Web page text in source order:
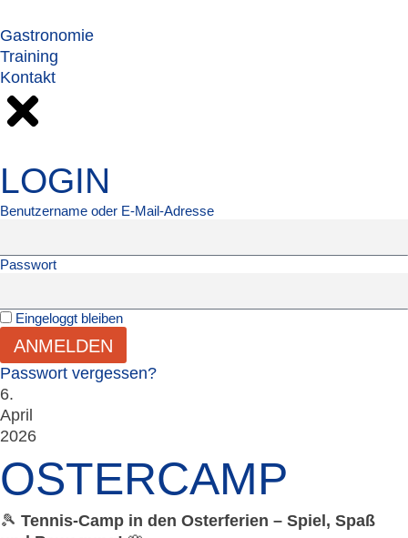
Gastronomie
Training
Kontakt
LOGIN
Benutzername oder E-Mail-Adresse
Passwort
Eingeloggt bleiben
ANMELDEN
Passwort vergessen?
6.
April
2026
OSTERCAMP
🎾 Tennis-Camp in den Osterferien – Spiel, Spaß